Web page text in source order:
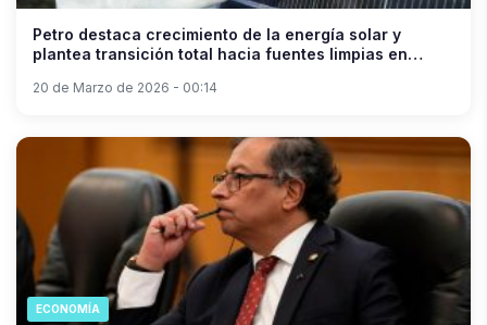
Petro destaca crecimiento de la energía solar y
plantea transición total hacia fuentes limpias en
20 de Marzo de 2026 - 00:14
ECONOMÍA